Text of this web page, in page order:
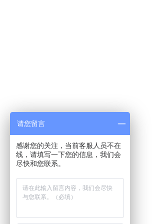
请您留言
感谢您的关注，当前客服人员不在
线，请填写一下您的信息，我们会
尽快和您联系。